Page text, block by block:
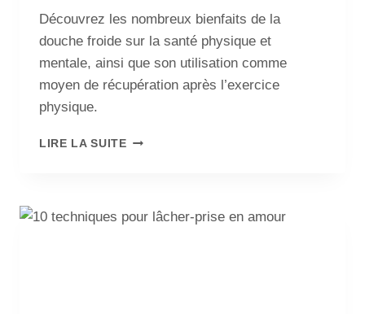
Découvrez les nombreux bienfaits de la
douche froide sur la santé physique et
mentale, ainsi que son utilisation comme
moyen de récupération après l’exercice
physique.
LIRE LA SUITE